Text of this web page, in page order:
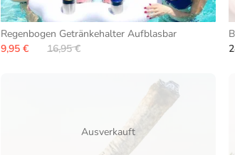
Regenbogen Getränkehalter Aufblasbar
9,95 €
16,95 €
Ausverkauft